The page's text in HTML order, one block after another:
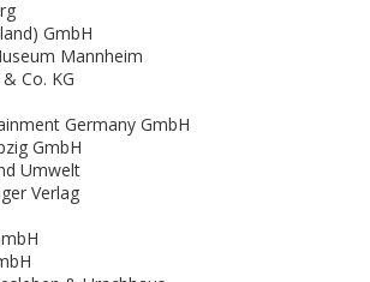
GmbH
Mannheim
Co. KG
Germany GmbH
GmbH
Umwelt
Verlag